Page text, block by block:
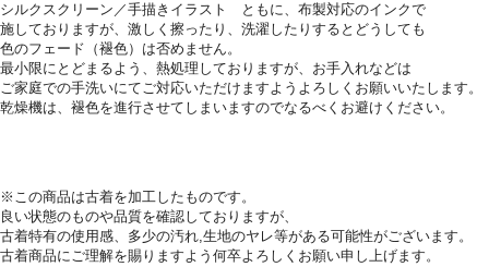
シルクスクリーン／手描きイラスト ともに、布製対応のインクで
施しておりますが、激しく擦ったり、洗濯したりするとどうしても
色のフェード（褪色）は否めません。
最小限にとどまるよう、熱処理しておりますが、お手入れなどは
ご家庭での手洗いにてご対応いただけますようよろしくお願いいた します。
乾燥機は、 褪色を進行させてしまいますのでなるべくお避けください。
※この商品は古着を加工したものです。
良い状態のものや品質を確認しておりますが、
古着特有の使用感、多少の汚れ,生地のヤレ等がある可能性がございます。
古着商品にご理解を賜りますよう何卒よろしくお願い申し上げます。